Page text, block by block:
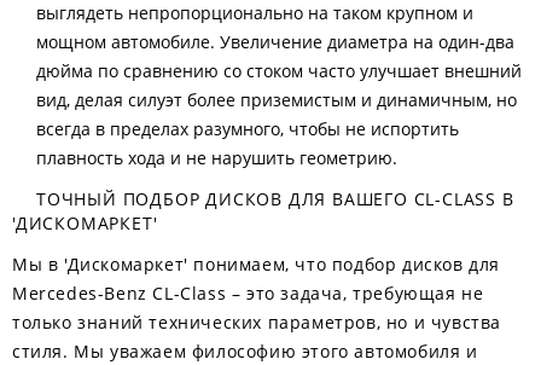
выглядеть непропорционально на таком крупном и
мощном автомобиле. Увеличение диаметра на один-два
дюйма по сравнению со стоком часто улучшает внешний
вид, делая силуэт более приземистым и динамичным, но
всегда в пределах разумного, чтобы не испортить
плавность хода и не нарушить геометрию.
ТОЧНЫЙ ПОДБОР ДИСКОВ ДЛЯ ВАШЕГО CL-CLASS В
'ДИСКОМАРКЕТ'
Мы в 'Дискомаркет' понимаем, что подбор дисков для
Mercedes-Benz CL-Class – это задача, требующая не
только знаний технических параметров, но и чувства
стиля. Мы уважаем философию этого автомобиля и